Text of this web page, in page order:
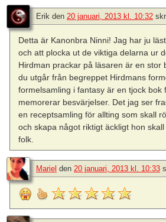
Erik den 20 januari, 2013 kl. 10:32
Detta är Kanonbra Ninni! Jag har ju
och att plocka ut de viktiga delarna ur
Hirdman prackar på läsaren är en stor
du utgår från begreppet Hirdmans
formelsamling i fantasy är en tjock bok
memorerar besvärjelser. Det jag ser
en receptsamling för allting som skall
och skapa något riktigt äckligt hon
folk.
Mariel den 20 januari, 2013 kl. 10:33